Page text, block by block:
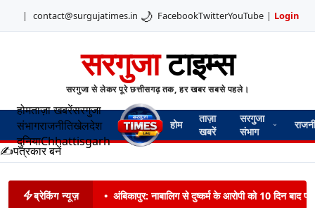
| contact@surgujatimes.in 🌙 FacebookTwitterYouTube | Login
सरगुजाटाइम्स
सरगुजा से लेकर पूरे छत्तीसगढ़ तक, हर खबर सबसे पहले।
होमताज़ा खबरेंसरगुजा
संभागराजनीतिखेलदेश
दुनियाChhattisgarh
होम
ताज़ा
खबरें
सरगुजा
संभाग
✍️पत्रकार बनें
ब्रेकिंग न्यूज़ • अंबिकापुर: नाबालिग से दुष्कर्म के आरोपी को 10 दिन बाद